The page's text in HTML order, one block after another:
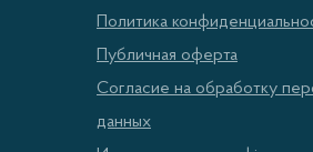
Политика
Публичная оферта
Согласие на обработку
данных